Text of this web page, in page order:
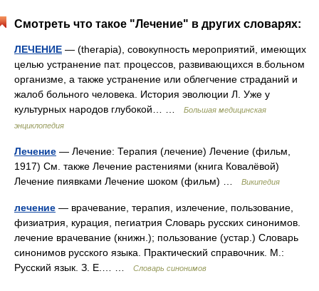
Смотреть что такое "Лечение" в других словарях:
ЛЕЧЕНИЕ — (therapia), совокупность мероприятий, имеющих
целью устранение пат. процессов, развивающихся в.больном
организме, а также устранение или облегчение страданий и
жалоб больного человека. История эволюции Л. Уже у
культурных народов глубокой… …
Большая медицинская
энциклопедия
Лечение — Лечение: Терапия (лечение) Лечение (фильм,
1917) См. также Лечение растениями (книга Ковалёвой)
Лечение пиявками Лечение шоком (фильм) …
Википедия
лечение — врачевание, терапия, излечение, пользование,
физиатрия, курация, пегиатрия Словарь русских синонимов.
лечение врачевание (книжн.); пользование (устар.) Словарь
синонимов русского языка. Практический справочник. М.:
Русский язык. З. Е.… …
Словарь синонимов